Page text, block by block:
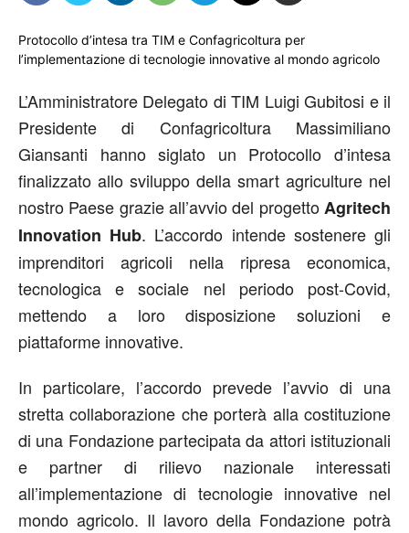
Protocollo d’intesa tra TIM e Confagricoltura per
l’implementazione di tecnologie innovative al mondo agricolo
L’Amministratore Delegato di TIM Luigi Gubitosi e il
Presidente di Confagricoltura Massimiliano
Giansanti hanno siglato un Protocollo d’intesa
finalizzato allo sviluppo della smart agriculture nel
nostro Paese grazie all’avvio del progettoAgritech
Innovation Hub. L’accordo intende sostenere gli
imprenditori agricoli nella ripresa economica,
tecnologica e sociale nel periodo post-Covid,
mettendo a loro disposizione soluzioni e
piattaforme innovative.
In particolare, l’accordo prevede l’avvio di una
stretta collaborazione che porterà alla costituzione
di una Fondazione partecipata da attori istituzionali
e partner di rilievo nazionale interessati
all’implementazione di tecnologie innovative nel
mondo agricolo. Il lavoro della Fondazione potrà